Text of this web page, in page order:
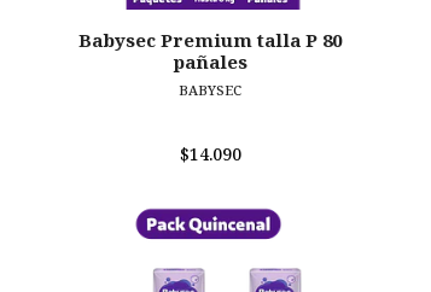
Babysec Premium talla P 80
pañales
BABYSEC
$14.090